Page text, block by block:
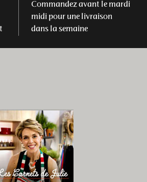
Commandez avant le mardi
midi pour une livraison
dans la semaine